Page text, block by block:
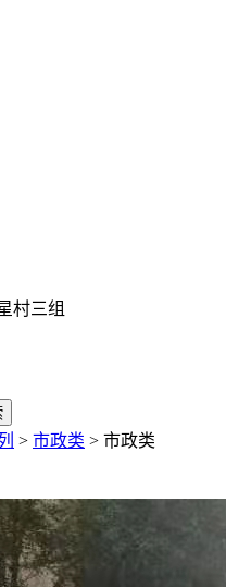
村三组
> 市政类 > 市政类